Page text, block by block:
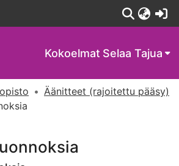
Kokoelmat Selaa Tajua
Äänitteet (rajoitettu pääsy)